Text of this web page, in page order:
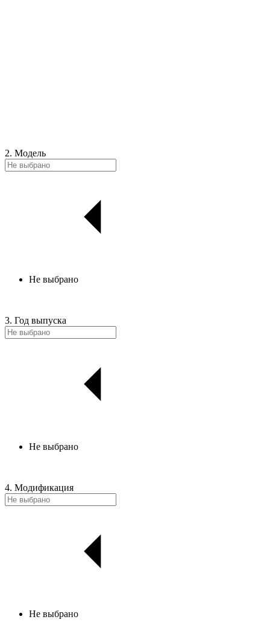
2. Модель
Не выбрано
3. Год выпуска
Не выбрано
4. Модификация
Не выбрано